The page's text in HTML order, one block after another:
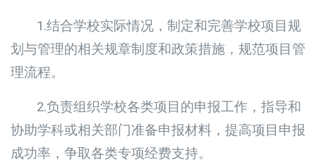
1.结合学校实际情况，制定和完善学校项目规
划与管理的相关规章制度和政策措施，规范项目管
理流程。
2.负责组织学校各类项目的申报工作，指导和
协助学科或相关部门准备申报材料，提高项目申报
成功率，争取各类专项经费支持。